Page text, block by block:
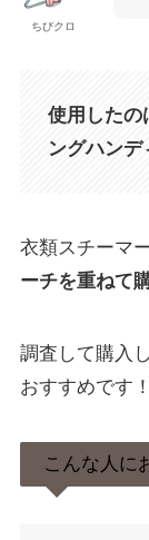
ちびクロ
使用したの
ングハンデ
衣類スチーマ
ーチを重ねて
調査して購入
おすすめです！
こんな人に